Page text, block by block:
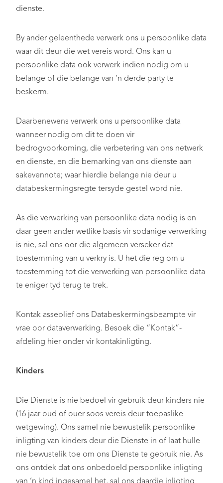
dienste.
By ander geleenthede verwerk ons u persoonlike data
waar dit deur die wet vereis word. Ons kan u
persoonlike data ook verwerk indien nodig om u
belange of die belange van ’n derde party te
beskerm.
Daarbenewens verwerk ons u persoonlike data
wanneer nodig om dit te doen vir
bedrogvoorkoming, die verbetering van ons netwerk
en dienste, en die bemarking van ons dienste aan
sakevennote; waar hierdie belange nie deur u
databeskermingsregte tersyde gestel word nie.
As die verwerking van persoonlike data nodig is en
daar geen ander wetlike basis vir sodanige verwerking
is nie, sal ons oor die algemeen verseker dat
toestemming van u verkry is. U het die reg om u
toestemming tot die verwerking van persoonlike data
te eniger tyd terug te trek.
Kontak asseblief ons Databeskermingsbeampte vir
vrae oor dataverwerking. Besoek die “Kontak”-
afdeling hier onder vir kontakinligting.
Kinders
Die Dienste is nie bedoel vir gebruik deur kinders nie
(16 jaar oud of ouer soos vereis deur toepaslike
wetgewing). Ons samel nie bewustelik persoonlike
inligting van kinders deur die Dienste in of laat hulle
nie bewustelik toe om ons Dienste te gebruik nie. As
ons ontdek dat ons onbedoeld persoonlike inligting